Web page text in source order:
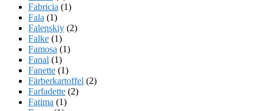
Fabricia (1)
Fala (1)
Falenskiy (2)
Falke (1)
Famosa (1)
Fanal (1)
Fanette (1)
Färberkartoffel (2)
Farfadette (2)
Fatima (1)